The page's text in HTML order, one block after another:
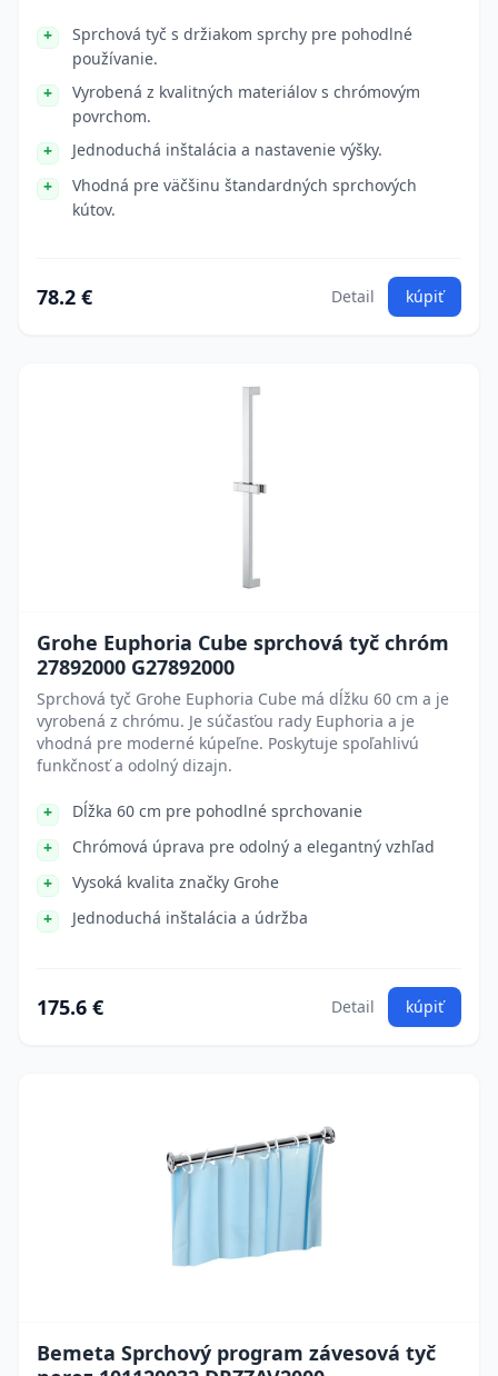
Sprchová tyč s držiakom sprchy pre pohodlné
používanie.
Vyrobená z kvalitných materiálov s chrómovým
povrchom.
Jednoduchá inštalácia a nastavenie výšky.
Vhodná pre väčšinu štandardných sprchových
kútov.
78.2 € Detail kúpiť
Grohe Euphoria Cube sprchová tyč chróm
27892000 G27892000
Sprchová tyč Grohe Euphoria Cube má dĺžku 60 cm a je
vyrobená z chrómu. Je súčasťou rady Euphoria a je
vhodná pre moderné kúpeľne. Poskytuje spoľahlivú
funkčnosť a odolný dizajn.
Dĺžka 60 cm pre pohodlné sprchovanie
Chrómová úprava pre odolný a elegantný vzhľad
Vysoká kvalita značky Grohe
Jednoduchá inštalácia a údržba
175.6 € Detail kúpiť
Bemeta Sprchový program závesová tyč